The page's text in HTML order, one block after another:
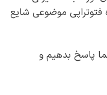
موضوعی شایع
پاسخ بدهیم و